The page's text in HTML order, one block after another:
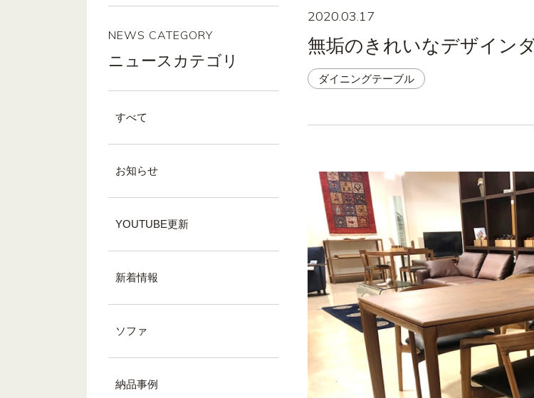
NEWS CATEGORY
ニュースカテゴリ
すべて
お知らせ
YOUTUBE更新
新着情報
ソファ
納品事例
2020.03.17
無垢のきれいなデザイン
ダイニングテーブル